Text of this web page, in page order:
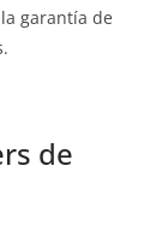
garantía de
de